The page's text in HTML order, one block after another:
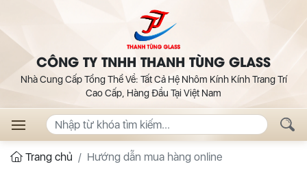
CÔNG TY TNHH THANH TÙNG GLASS
Nhà Cung Cấp Tổng Thể Về: Tất Cả Hệ Nhôm Kính Kính Trang Trí
Cao Cấp, Hàng Đầu Tại Việt Nam
Trang chủ Hướng dẫn mua hàng online